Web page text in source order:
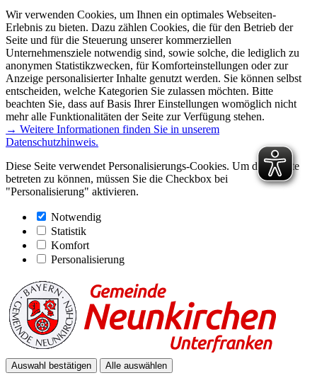
Wir verwenden Cookies, um Ihnen ein optimales Webseiten-
Erlebnis zu bieten. Dazu zählen Cookies, die für den Betrieb der
Seite und für die Steuerung unserer kommerziellen
Unternehmensziele notwendig sind, sowie solche, die lediglich zu
anonymen Statistikzwecken, für Komforteinstellungen oder zur
Anzeige personalisierter Inhalte genutzt werden. Sie können selbst
entscheiden, welche Kategorien Sie zulassen möchten. Bitte
beachten Sie, dass auf Basis Ihrer Einstellungen womöglich nicht
mehr alle Funktionalitäten der Seite zur Verfügung stehen.
→ Weitere Informationen finden Sie in unserem
Datenschutzhinweis.
Diese Seite verwendet Personalisierungs-Cookies. Um diese Seite
betreten zu können, müssen Sie die Checkbox bei
"Personalisierung" aktivieren.
Notwendig
Statistik
Komfort
Personalisierung
Auswahl bestätigen Alle auswählen